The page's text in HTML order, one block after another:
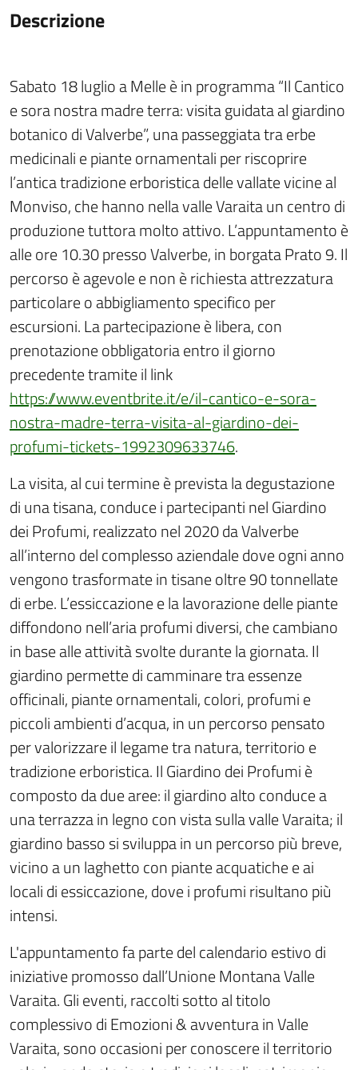
Descrizione
Sabato 18 luglio a Melle è in programma “Il Cantico
e sora nostra madre terra: visita guidata al giardino
botanico di Valverbe”, una passeggiata tra erbe
medicinali e piante ornamentali per riscoprire
l’antica tradizione erboristica delle vallate vicine al
Monviso, che hanno nella valle Varaita un centro di
produzione tuttora molto attivo. L’appuntamento è
alle ore 10.30 presso Valverbe, in borgata Prato 9. Il
percorso è agevole e non è richiesta attrezzatura
particolare o abbigliamento specifico per
escursioni. La partecipazione è libera, con
prenotazione obbligatoria entro il giorno
precedente tramite il link
https://www.eventbrite.it/e/il-cantico-e-sora-
nostra-madre-terra-visita-al-giardino-dei-
profumi-tickets-1992309633746.
La visita, al cui termine è prevista la degustazione
di una tisana, conduce i partecipanti nel Giardino
dei Profumi, realizzato nel 2020 da Valverbe
all’interno del complesso aziendale dove ogni anno
vengono trasformate in tisane oltre 90 tonnellate
di erbe. L’essiccazione e la lavorazione delle piante
diffondono nell’aria profumi diversi, che cambiano
in base alle attività svolte durante la giornata. Il
giardino permette di camminare tra essenze
officinali, piante ornamentali, colori, profumi e
piccoli ambienti d’acqua, in un percorso pensato
per valorizzare il legame tra natura, territorio e
tradizione erboristica. Il Giardino dei Profumi è
composto da due aree: il giardino alto conduce a
una terrazza in legno con vista sulla valle Varaita; il
giardino basso si sviluppa in un percorso più breve,
vicino a un laghetto con piante acquatiche e ai
locali di essiccazione, dove i profumi risultano più
intensi.
L'appuntamento fa parte del calendario estivo di
iniziative promosso dall’Unione Montana Valle
Varaita. Gli eventi, raccolti sotto al titolo
complessivo di Emozioni & avventura in Valle
Varaita, sono occasioni per conoscere il territorio